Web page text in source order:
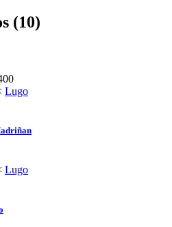
(10)
Lugo
Lugo